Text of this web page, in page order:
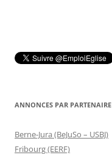
ANNONCES PAR PARTENAIRE
Berne-Jura (BeJuSo – USBJ)
Fribourg (EERF)